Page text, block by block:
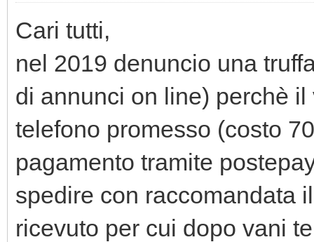
Cari tutti,
nel 2019 denuncio una
di annunci on line) perchè
telefono promesso (costo
pagamento tramite
spedire con raccomandata
ricevuto per cui dopo vani